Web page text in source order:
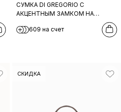
СУМКА DI GREGORIO С
АКЦЕНТНЫМ ЗАМКОМ НА
СЕРЕБРИСТОМ ОТТЕНКЕ
609 на счет
СКИДКА